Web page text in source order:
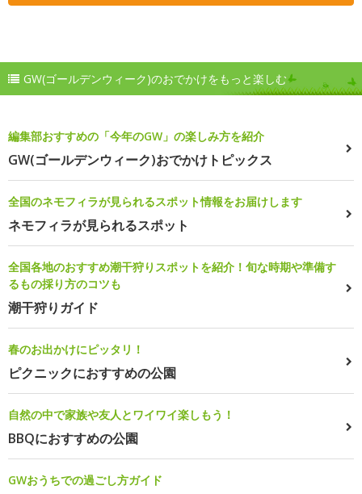
GW(ゴールデンウィーク)のおでかけをもっと楽しむ
編集部おすすめの「今年のGW」の楽しみ方を紹介
GW(ゴールデンウィーク)おでかけトピックス
全国のネモフィラが見られるスポット情報をお届けします
ネモフィラが見られるスポット
全国各地のおすすめ潮干狩りスポットを紹介！旬な時期や準備す
るもの採り方のコツも
潮干狩りガイド
春のお出かけにピッタリ！
ピクニックにおすすめの公園
自然の中で家族や友人とワイワイ楽しもう！
BBQにおすすめの公園
GWおうちでの過ごし方ガイド